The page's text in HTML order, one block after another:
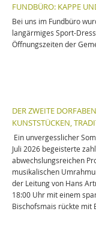
FUNDBÜRO: KAPPE
Bei uns im Fundbüro
langärmiges Sport-
Öffnungszeiten der
DER ZWEITE
KUNSTSTÜCKEN,
Ein unvergesslicher
Juli 2026 begeisterte
abwechslungsreichen
musikalischen
der Leitung von Hans
18:00 Uhr mit einem
Bischofsmais rückte mit